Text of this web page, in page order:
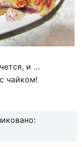
и …
чайком!